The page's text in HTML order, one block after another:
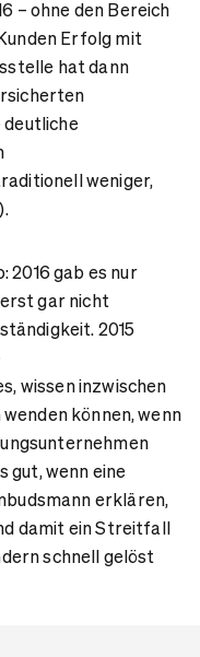
– ohne den Bereich
Erfolg mit
hat dann
deutliche
weniger,
2016 gab es nur
gar nicht
2015
wissen inzwischen
können, wenn
gut, wenn eine
erklären,
damit ein Streitfall
schnell gelöst